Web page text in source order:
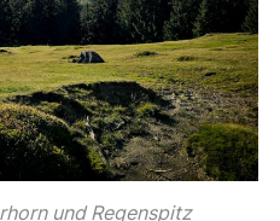
und Regenspitz